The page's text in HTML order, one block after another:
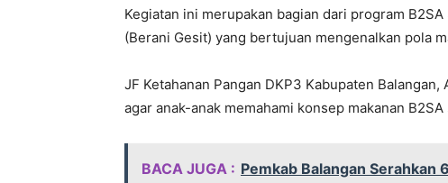
Kegiatan ini merupakan bagian dari program
(Berani Gesit) yang bertujuan mengenalkan pola
JF Ketahanan Pangan DKP3 Kabupaten
agar anak-anak memahami konsep makanan
BACA JUGA : Pemkab Balangan Serahkan